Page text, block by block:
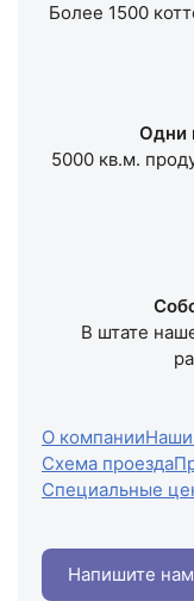
Более 1500
Одни
5000 кв.м.
В штате
О компании
Схема проезда
Специальные
Напишите